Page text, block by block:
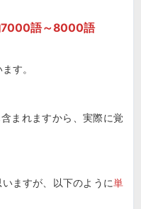
語～8000語
す。
まれますから、実際に覚
ますが、以下のように単